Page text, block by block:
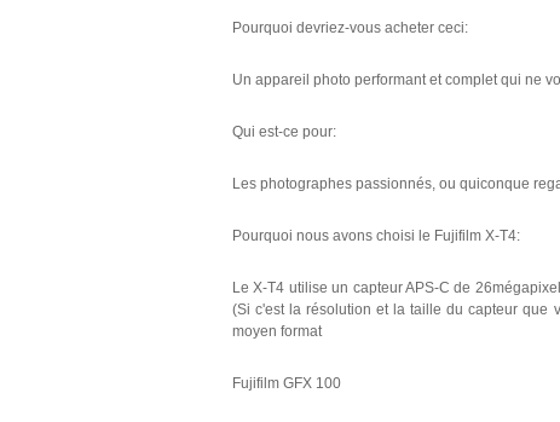
Pourquoi devriez-vous acheter ceci:
Un appareil photo performant et complet qui ne
Qui est-ce pour:
Les photographes passionnés, ou quiconque
Pourquoi nous avons choisi le Fujifilm X-T4:
Le X-T4 utilise un capteur APS-C de
(Si c'est la résolution et la taille du capteur que
moyen format
Fujifilm GFX 100